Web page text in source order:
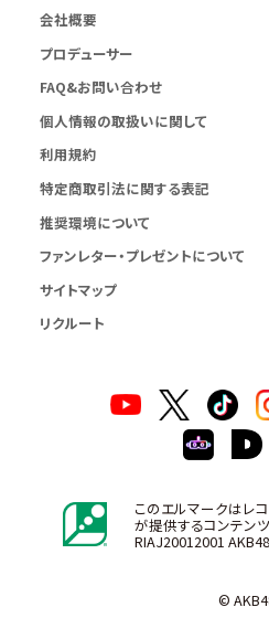
会社概要
プロデューサー
FAQ&お問い合わせ
個人情報の取扱いに関して
利用規約
特定商取引法に関する表記
推奨環境について
ファンレター・プレゼントについて
サイトマップ
リクルート
このエルマークはレ
が提供するコンテン
RIAJ20012001
©